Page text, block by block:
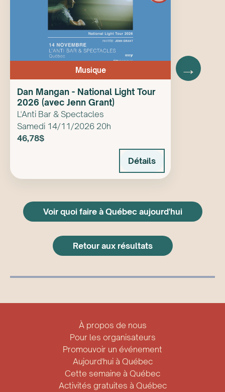
Musique
Dan Mangan - National Light Tour
2026 (avec Jenn Grant)
L'Anti Bar & Spectacles
Samedi 14/11/2026 20h
46,78$
Détails
→
Voir quoi faire à Québec aujourd'hui
Retour aux résultats
À propos de nous
Pour les organisateurs
Promouvoir un événement
Aujourd'hui à Québec
Cette semaine à Québec
Activités gratuites à Québec